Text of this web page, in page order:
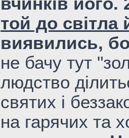
той до світла
виявились,
не бачу тут
людство
святих і
на гарячих та